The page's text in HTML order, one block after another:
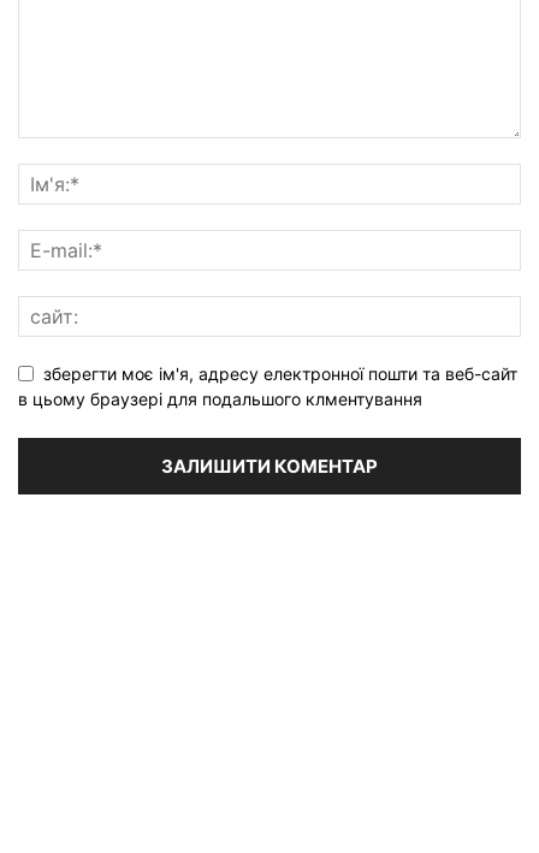
зберегти моє ім'я, адресу електронної пошти та веб-сайт
в цьому браузері для подальшого клментування